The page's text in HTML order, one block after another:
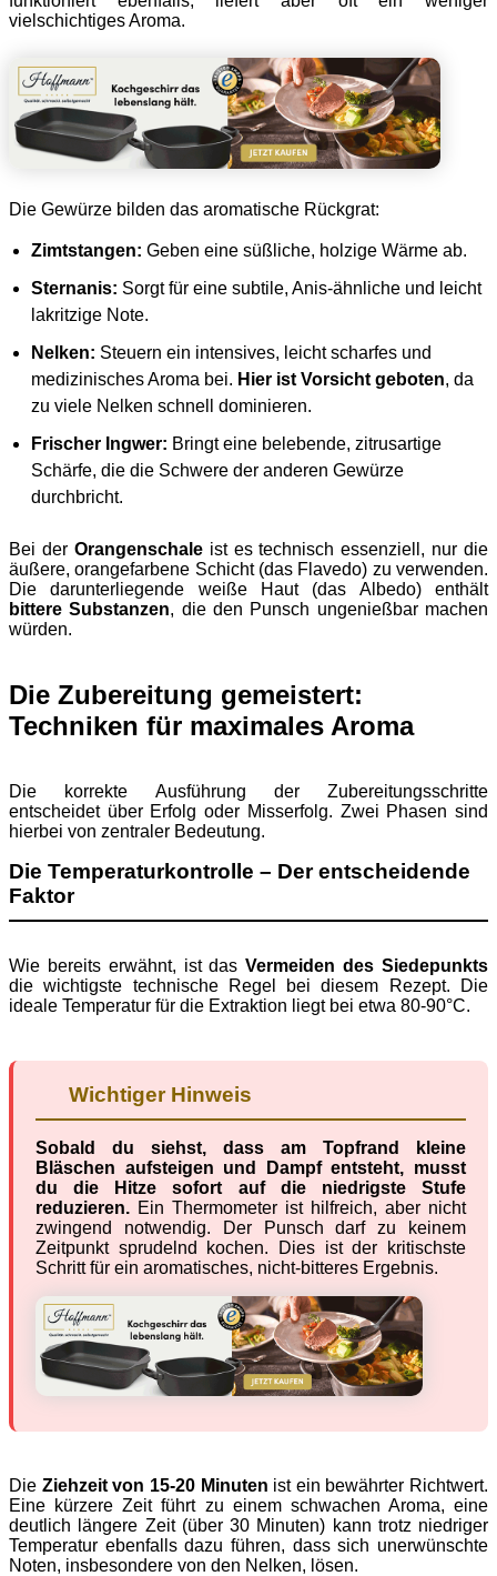
vielschichtiges Aroma.
Die Gewürze bilden das aromatische Rückgrat:
Zimtstangen: Geben eine süßliche, holzige Wärme ab.
Sternanis: Sorgt für eine subtile, Anis-ähnliche und leicht
lakritzige Note.
Nelken: Steuern ein intensives, leicht scharfes und
medizinisches Aroma bei. Hier ist Vorsicht geboten, da
zu viele Nelken schnell dominieren.
Frischer Ingwer: Bringt eine belebende, zitrusartige
Schärfe, die die Schwere der anderen Gewürze
durchbricht.
Bei der Orangenschaleist es technisch essenziell, nur die
äußere, orangefarbene Schicht (das Flavedo) zu verwenden.
Die darunterliegende weiße Haut (das Albedo) enthält
bittere Substanzen, die den Punsch ungenießbar machen
würden.
Die Zubereitung gemeistert:
Techniken für maximales Aroma
Die korrekte Ausführung der Zubereitungsschritte
entscheidet über Erfolg oder Misserfolg. Zwei Phasen sind
hierbei von zentraler Bedeutung.
Die Temperaturkontrolle – Der entscheidende
Faktor
Wie bereits erwähnt, ist dasVermeiden des Siedepunkts
die wichtigste technische Regel bei diesem Rezept. Die
ideale Temperatur für die Extraktion liegt bei etwa 80-90°C.
Wichtiger Hinweis
Sobald du siehst, dass am Topfrand kleine
Bläschen aufsteigen und Dampf entsteht, musst
du die Hitze sofort auf die niedrigste Stufe
reduzieren. Ein Thermometer ist hilfreich, aber nicht
zwingend notwendig. Der Punsch darf zu keinem
Zeitpunkt sprudelnd kochen. Dies ist der kritischste
Schritt für ein aromatisches, nicht-bitteres Ergebnis.
Die Ziehzeit von 15-20 Minuten ist ein bewährter Richtwert.
Eine kürzere Zeit führt zu einem schwachen Aroma, eine
deutlich längere Zeit (über 30 Minuten) kann trotz niedriger
Temperatur ebenfalls dazu führen, dass sich unerwünschte
Noten, insbesondere von den Nelken, lösen.